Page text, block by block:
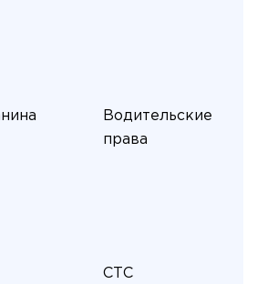
Водительские
права
СТС